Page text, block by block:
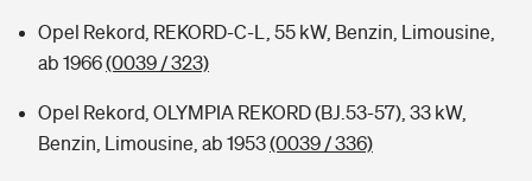
Opel Rekord, REKORD-C-L, 55 kW, Benzin, Limousine,
ab 1966(0039 / 323)
Opel Rekord, OLYMPIA REKORD (BJ.53-57), 33 kW,
Benzin, Limousine, ab 1953(0039 / 336)